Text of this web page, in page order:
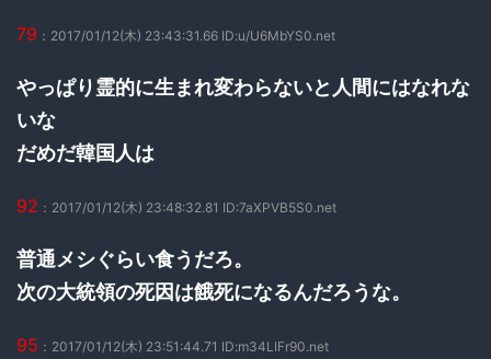
79 ：2017/01/12(木) 23:43:31.66 ID:u/U6MbYS0.net
やっぱり霊的に生まれ変わらないと人間にはなれな
いな
だめだ韓国人は
92 ：2017/01/12(木) 23:48:32.81 ID:7aXPVB5S0.net
普通メシぐらい食うだろ。
次の大統領の死因は餓死になるんだろうな。
95 ：2017/01/12(木) 23:51:44.71 ID:m34LIFr90.net